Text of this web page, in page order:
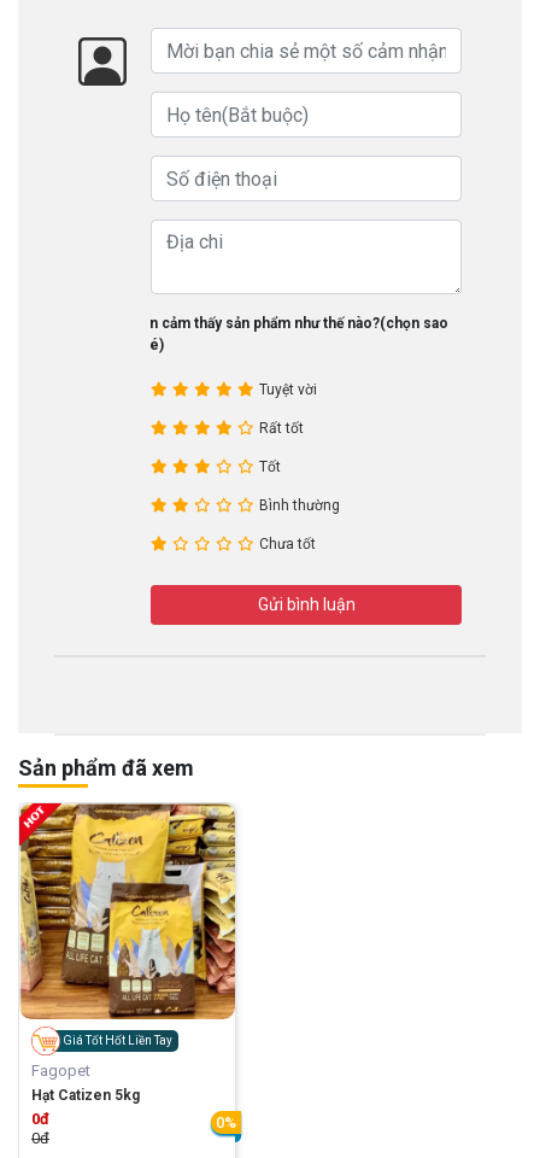
Bạn cảm thấy sản phẩm như thế nào?(chọn sao
nhé)
Tuyệt vời
Rất tốt
Tốt
Bình thường
Chưa tốt
Gửi bình luận
Sản phẩm đã xem
Giá Tốt Hốt Liền Tay
Fagopet
Hạt Catizen 5kg
0đ
0đ
0%